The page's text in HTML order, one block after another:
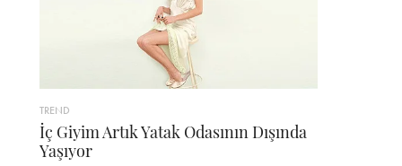
TREND
İç Giyim Artık Yatak Odasının Dışında
Yaşıyor